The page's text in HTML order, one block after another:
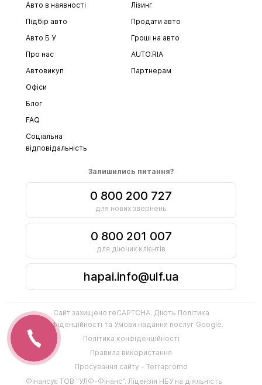
Авто в наявності
Підбір авто
Авто Б У
Про нас
Автовикуп
Лізинг
Продати авто
Гроші на авто
AUTO.RIA
Партнерам
Офіси
Блог
FAQ
Соціальна
відповідальність
Залишились питання?
0 800 200 727
для нових звернень
0 800 201 007
для діючих клієнтів
hapai.info@ulf.ua
Фінансує ТОВ "УЛФ-Фінанс". Ліцензія НБУ на діяльність
Політика конфіденційності
Правила використання
Просування сайту - Terrapromo
Сайт захищено reCAPTCHA. Діють Політика
конфіденційності та Умови надання послуг Google.